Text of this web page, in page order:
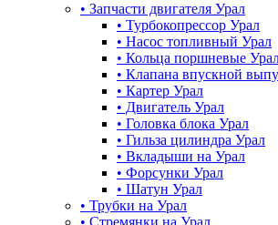
• Запчасти двигателя Урал
• Турбокопрессор Урал
• Насос топливный Урал
• Кольца поршневые
• Клапана впускной
• Картер Урал
• Двигатель Урал
• Головка блока Урал
• Гильза цилиндра Урал
• Вкладыши на Урал
• Форсунки Урал
• Шатун Урал
• Трубки на Урал
• Стремянки на Урал